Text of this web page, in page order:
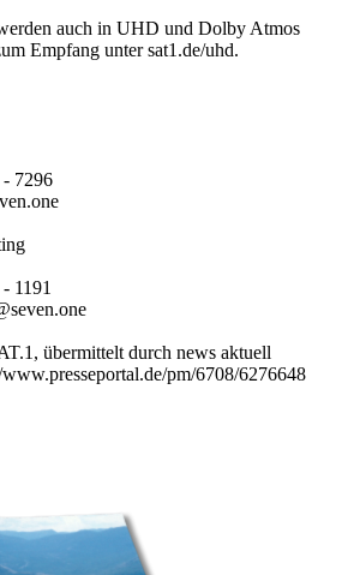
auch in UHD und Dolby Atmos
Empfang unter sat1.de/uhd.
7296
1191
übermittelt durch news aktuell
pm/6708/6276648